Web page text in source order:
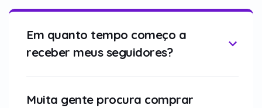
Em quanto tempo começo a
receber meus seguidores?
Muita gente procura comprar